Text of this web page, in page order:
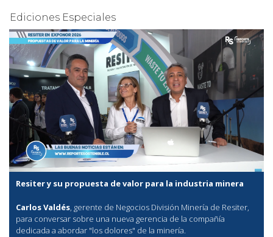
Ediciones Especiales
Resiter y su propuesta de valor para la industria minera
Carlos Valdés, gerente de Negocios División Minería de Resiter,
para conversar sobre una nueva gerencia de la compañía
dedicada a abordar "los dolores" de la minería.